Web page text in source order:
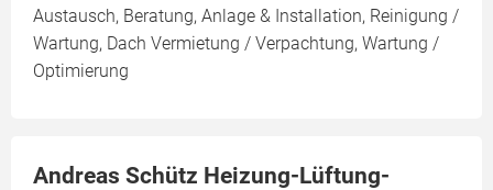
Austausch, Beratung, Anlage & Installation, Reinigung /
Wartung, Dach Vermietung / Verpachtung, Wartung /
Optimierung
Andreas Schütz Heizung-Lüftung-